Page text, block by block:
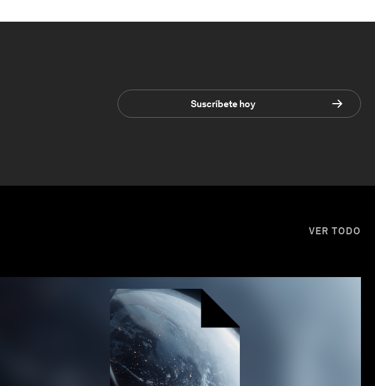
Suscríbete hoy
VER TODO